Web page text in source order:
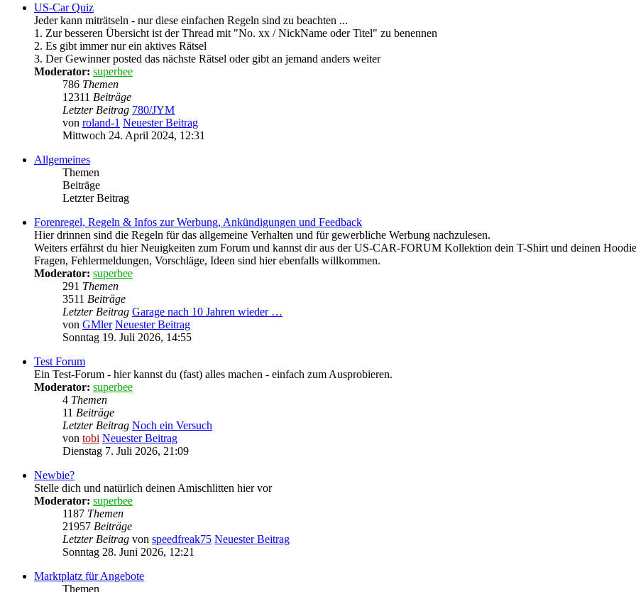
US-Car Quiz
Jeder kann miträtseln - nur diese einfachen Regeln sind zu beachten ...
1. Zur besseren Übersicht ist der Thread mit "No. xx / NickName oder Titel" zu benennen
2. Es gibt immer nur ein aktives Rätsel
3. Der Gewinner posted das nächste Rätsel oder gibt an jemand anders weiter
Moderator: superbee
786 Themen
12311 Beiträge
Letzter Beitrag 780/JYM
von roland-1 Neuester Beitrag
Mittwoch 24. April 2024, 12:31
Allgemeines
Themen
Beiträge
Letzter Beitrag
Forenregel, Regeln & Infos zur Werbung, Ankündigungen und Feedback
Hier drinnen sind die Regeln für das allgemeine Verhalten und für gewerbliche Werbung nachzulesen.
Weiters erfährst du hier Neuigkeiten zum Forum und kannst dir aus der US-CAR-FORUM Kollektion dein T-Shirt und deinen
Fragen, Fehlermeldungen, Vorschläge, Ideen sind hier ebenfalls willkommen.
Moderator: superbee
291 Themen
3511 Beiträge
Letzter Beitrag Garage nach 10 Jahren wieder …
von GMler Neuester Beitrag
Sonntag 19. Juli 2026, 14:55
Test Forum
Ein Test-Forum - hier kannst du (fast) alles machen - einfach zum Ausprobieren.
Moderator: superbee
4 Themen
11 Beiträge
Letzter Beitrag Noch ein Versuch
von tobi Neuester Beitrag
Dienstag 7. Juli 2026, 21:09
Newbie?
Stelle dich und natürlich deinen Amischlitten hier vor
Moderator: superbee
1187 Themen
21957 Beiträge
Letzter Beitrag von speedfreak75 Neuester Beitrag
Sonntag 28. Juni 2026, 12:21
Marktplatz für Angebote
Themen